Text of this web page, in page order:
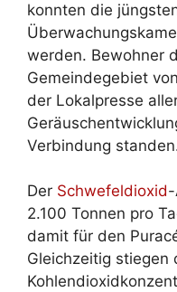
konnten die
werden. Bewohner
Gemeindegebiet
der Lokalpresse
Verbindung
Der Schwefeldioxid
2.100 Tonnen pro
damit für den
Gleichzeitig stiegen